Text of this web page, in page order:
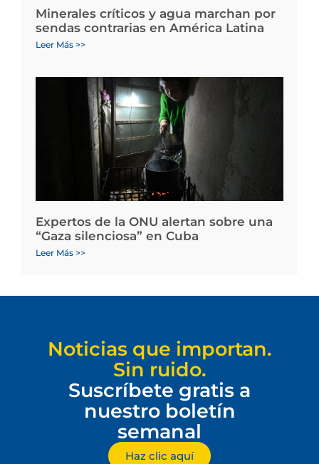
Minerales críticos y agua marchan por
sendas contrarias en América Latina
Leer Más >>
Expertos de la ONU alertan sobre una
“Gaza silenciosa” en Cuba
Leer Más >>
Noticias que importan.
Sin ruido.
Suscríbete gratis a
nuestro boletín
semanal
Haz clic aquí